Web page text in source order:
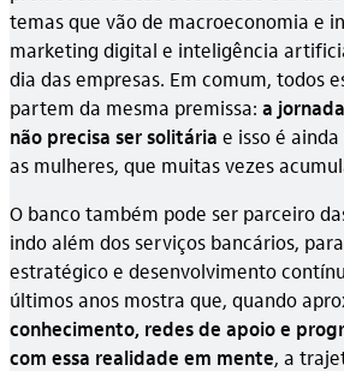
temas que vão de macroeconomia e
marketing digital e inteligência
dia das empresas. Em comum, todos
partem da mesma premissa: a
não precisa ser solitária e isso é
as mulheres, que muitas vezes
O banco também pode ser parceiro
indo além dos serviços bancários,
estratégico e desenvolvimento
últimos anos mostra que, quando
conhecimento, redes de apoio e
com essa realidade em mente, a